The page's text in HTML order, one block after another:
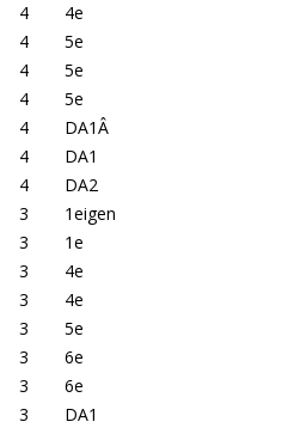
4
4e
4
5e
4
5e
4
5e
4
DA1Â
4
DA1
4
DA2
3
1eigen
3
1e
3
4e
3
4e
3
5e
3
6e
3
6e
3
DA1